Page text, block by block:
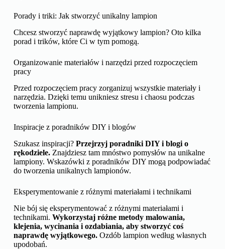
Porady i triki: Jak stworzyć unikalny lampion
Chcesz stworzyć naprawdę wyjątkowy lampion? Oto kilka
porad i trików, które Ci w tym pomogą.
Organizowanie materiałów i narzędzi przed rozpoczęciem
pracy
Przed rozpoczęciem pracy zorganizuj wszystkie materiały i
narzędzia. Dzięki temu unikniesz stresu i chaosu podczas
tworzenia lampionu.
Inspiracje z poradników DIY i blogów
Szukasz inspiracji? Przejrzyj poradniki DIY i blogi o
rękodziele.Znajdziesz tam mnóstwo pomysłów na unikalne
lampiony. Wskazówki z poradników DIY mogą podpowiadać
do tworzenia unikalnych lampionów.
Eksperymentowanie z różnymi materiałami i technikami
Nie bój się eksperymentować z różnymi materiałami i
technikami. Wykorzystaj różne metody malowania,
klejenia, wycinania i ozdabiania, aby stworzyć coś
naprawdę wyjątkowego.Ozdób lampion według własnych
upodobań.